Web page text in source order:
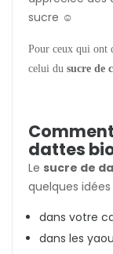
sucre ☺️
Pour ceux qui ont
celui du sucre de
dattes
Le sucre de
quelques
dans votre
dans les